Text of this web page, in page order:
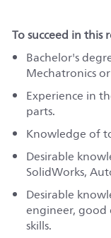
To succeed in this
Bachelor's
Mechatronics
Experience in
parts.
Knowledge of
Desirable
SolidWorks,
Desirable
engineer,good
skills.